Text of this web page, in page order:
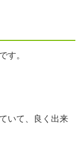
す。
いて、良く出来